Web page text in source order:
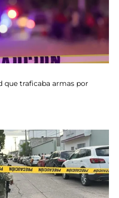
que traficaba armas por